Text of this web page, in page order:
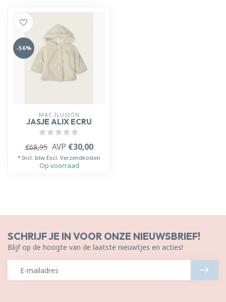
-56%
MAC ILUSIÓN
JASJE ALIX ECRU
€68,95 AVP €30,00
* Incl. btw Excl. Verzendkosten
Op voorraad
SCHRIJF JE IN VOOR ONZE NIEUWSBRIEF!
Blijf op de hoogte van de laatste nieuwtjes en acties!